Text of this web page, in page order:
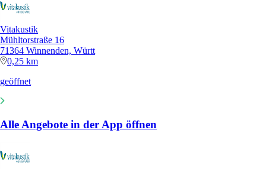
Vitakustik
Mühltorstraße 16
71364 Winnenden, Württ
0,25 km
geöffnet
Alle Angebote in der App öffnen